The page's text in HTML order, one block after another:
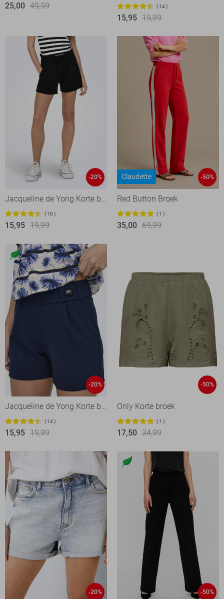
25,00 49,99 14
15,95 19,99
-20%
Jacqueline de Yong Korte broek
10
15,95 19,99
Claudette -50%
Red Button Broek
1
35,00 69,99
-20%
Jacqueline de Yong Korte broek
14
15,95 19,99
-50%
Only Korte broek
1
17,50 34,99
-20% -50%